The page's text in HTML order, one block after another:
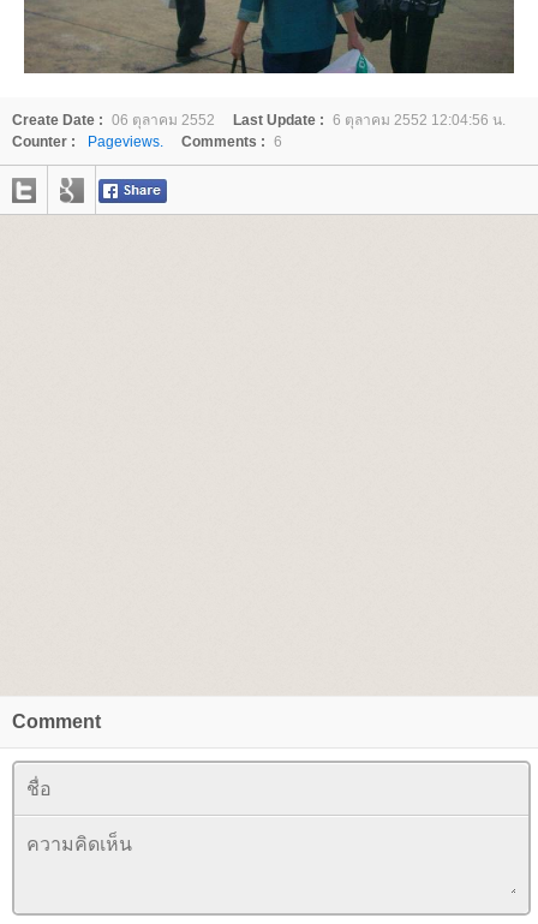
Create Date : 06 ตุลาคม 2552 Last Update : 6 ตุลาคม 2552 12:04:56 น.
Counter :
Pageviews. Comments : 6
Comment